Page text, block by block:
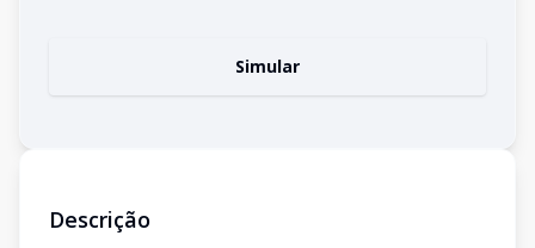
Simular
Descrição